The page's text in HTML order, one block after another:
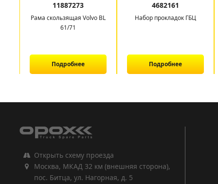
11887273
Рама скользящая Volvo BL
61/71
Подробнее
4682161
Набор прокладок ГБЦ
Подробнее
Открыть схему проезда
Москва, МКАД 32 км (внешняя сторона),
пос. Битца, ул. Нагорная, д. 5